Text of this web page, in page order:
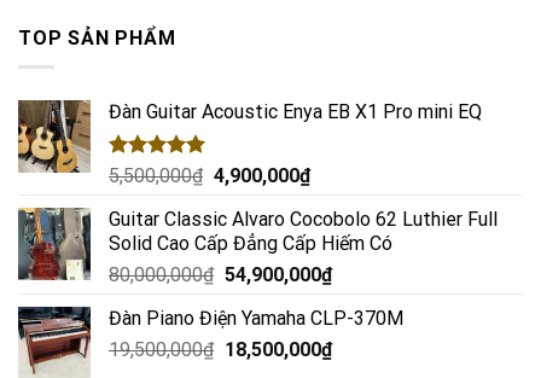
TOP SẢN PHẨM
Đàn Guitar Acoustic Enya EB X1 Pro mini EQ
Rated5.00
5,500,000₫ 4,900,000₫
Guitar Classic Alvaro Cocobolo 62 Luthier Full
Solid Cao Cấp Đẳng Cấp Hiếm Có
80,000,000₫ 54,900,000₫
Đàn Piano Điện Yamaha CLP-370M
19,500,000₫ 18,500,000₫